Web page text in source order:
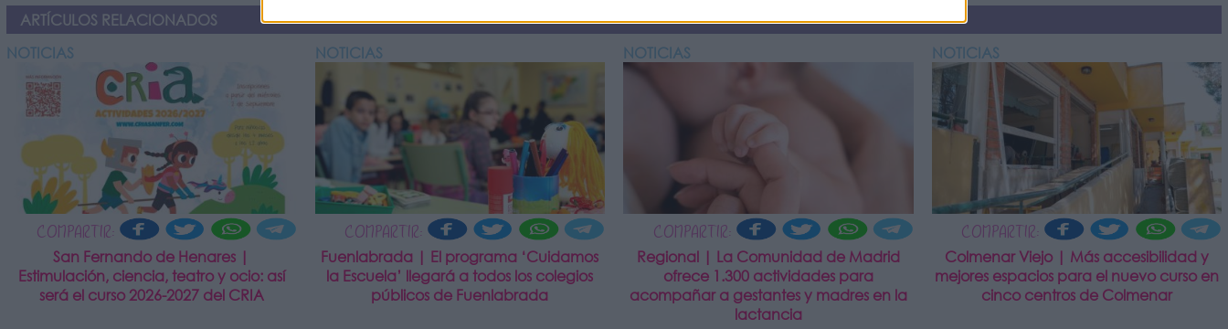
ARTÍCULOS RELACIONADOS
NOTICIAS
COMPARTIR:
San Fernando de Henares |
Estimulación, ciencia, teatro y ocio: así
será el curso 2026-2027 del CRIA
NOTICIAS
COMPARTIR:
Fuenlabrada | El programa ‘Cuidamos
la Escuela’ llegará a todos los colegios
públicos de Fuenlabrada
NOTICIAS
COMPARTIR:
Regional | La Comunidad de Madrid
ofrece 1.300 actividades para
acompañar a gestantes y madres en la
lactancia
NOTICIAS
COMPARTIR:
Colmenar Viejo | Más accesibilidad y
mejores espacios para el nuevo curso en
cinco centros de Colmenar